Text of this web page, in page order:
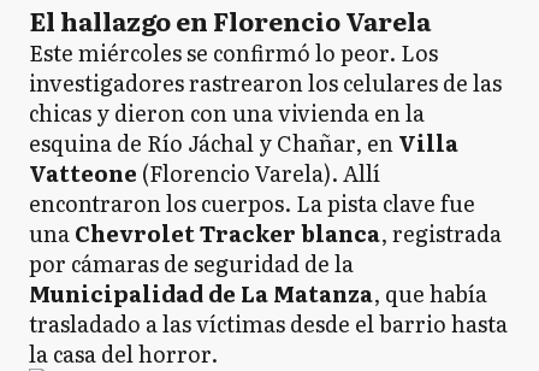
El hallazgo en Florencio Varela
Este miércoles se confirmó lo peor. Los
investigadores rastrearon los celulares de las
chicas y dieron con una vivienda en la
esquina de Río Jáchal y Chañar, enVilla
Vatteone (Florencio Varela). Allí
encontraron los cuerpos. La pista clave fue
unaChevrolet Tracker blanca, registrada
por cámaras de seguridad de la
Municipalidad de La Matanza, que había
trasladado a las víctimas desde el barrio hasta
la casa del horror.